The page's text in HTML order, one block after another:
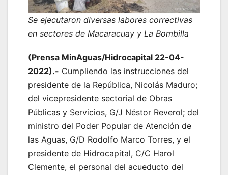
Se ejecutaron diversas labores correctivas
en sectores de Macaracuay y La Bombilla
(Prensa MinAguas/Hidrocapital 22-04-
2022).- Cumpliendo las instrucciones del
presidente de la República, Nicolás Maduro;
del vicepresidente sectorial de Obras
Públicas y Servicios, G/J Néstor Reverol; del
ministro del Poder Popular de Atención de
las Aguas, G/D Rodolfo Marco Torres, y el
presidente de Hidrocapital, C/C Harol
Clemente, el personal del acueducto del